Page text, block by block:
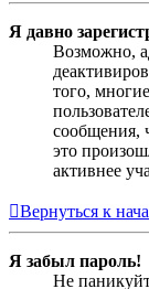
Я давно
Возможно,
того,
сообщения,
это
активнее
Вернуться к
Я забыл пароль!
Не